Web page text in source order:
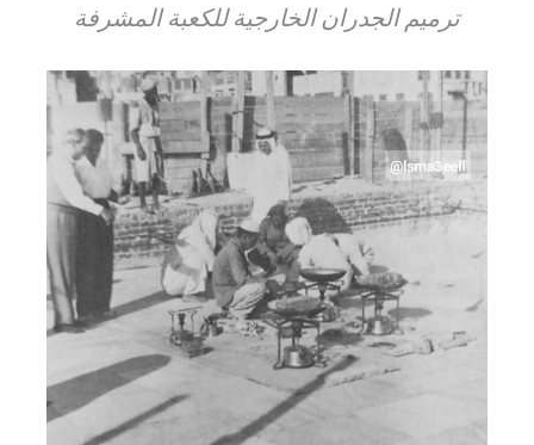
ترميم الجدران الخارجية للكعبة المشرفة